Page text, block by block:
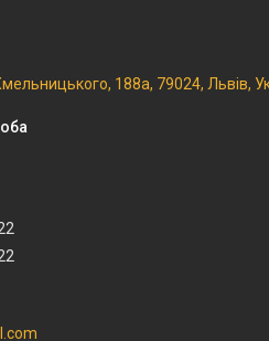
188а, 79024, Львів,